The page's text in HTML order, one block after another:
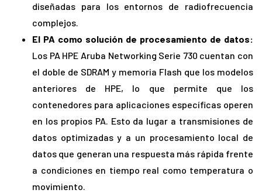
diseñadas para los entornos de radiofrecuencia
complejos.
El PA como solución de procesamiento de datos:
Los PA HPE Aruba Networking Serie 730 cuentan con
el doble de SDRAM y memoria Flash que los modelos
anteriores de HPE, lo que permite que los
contenedores para aplicaciones específicas operen
en los propios PA. Esto da lugar a transmisiones de
datos optimizadas y a un procesamiento local de
datos que generan una respuesta más rápida frente
a condiciones en tiempo real como temperatura o
movimiento.